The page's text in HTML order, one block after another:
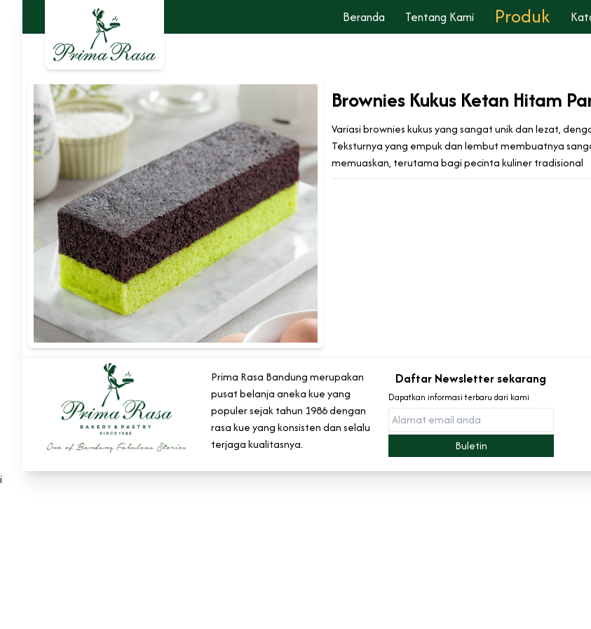
Beranda Tentang Kami Produk
Brownies Kukus Ketan Hitam
Variasi brownies kukus yang sangat unik dan lezat,
Teksturnya yang empuk dan lembut membuatnya
memuaskan, terutama bagi pecinta kuliner tradisional
Prima Rasa Bandung merupakan
pusat belanja aneka kue yang
populer sejak tahun 1986 dengan
rasa kue yang konsisten dan selalu
terjaga kualitasnya.
Daftar Newsletter sekarang
Dapatkan informasi terbaru dari kami
i